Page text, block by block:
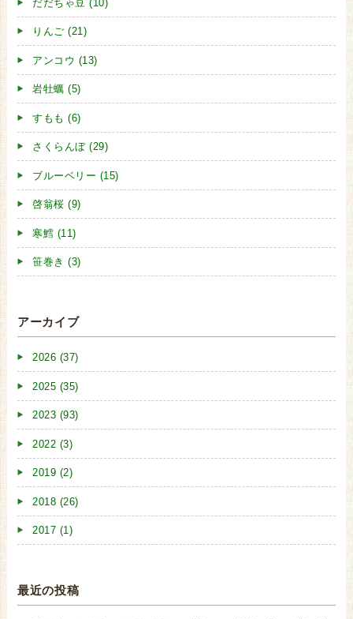
だだちゃ豆 (10)
りんご (21)
アンコウ (13)
岩牡蠣 (5)
すもも (6)
さくらんぼ (29)
ブルーベリー (15)
啓翁桜 (9)
寒鱈 (11)
笹巻き (3)
アーカイブ
2026 (37)
2025 (35)
2023 (93)
2022 (3)
2019 (2)
2018 (26)
2017 (1)
最近の投稿